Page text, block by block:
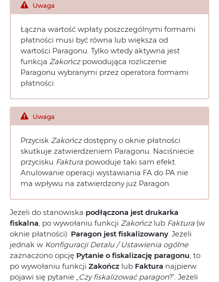
Uwaga
Łączna wartość wpłaty poszczególnymi formami
płatności musi być równa lub większa od
wartości Paragonu. Tylko wtedy aktywna jest
funkcja Zakończpowodująca rozliczenie
Paragonu wybranymi przez operatora formami
płatności.
Uwaga
Przycisk Zakończdostępny o oknie płatności
skutkuje zatwierdzeniem Paragonu. Naciśniecie
przycisku Faktura powoduje taki sam efekt.
Anulowanie operacji wystawiania FA do PA nie
ma wpływu na zatwierdzony już Paragon.
Jeżeli do stanowiska podłączona jest drukarka
fiskalna, po wywołaniu funkcji Zakończlub Faktura (w
oknie płatności) Paragon jest fiskalizowany. Jeżeli
jednak w Konfiguracji Detalu / Ustawienia ogólne
zaznaczono opcję Pytanie o fiskalizację paragonu, to
po wywołaniu funkcji Zakończ lub Faktura najpierw
pojawi się pytanie „Czy fiskalizować paragon?”. Jeżeli